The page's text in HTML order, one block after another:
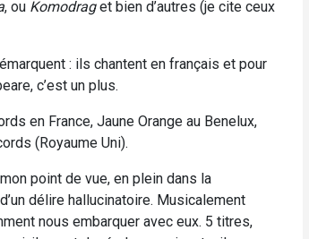
, ou Komodraget bien d’autres (je cite ceux
: ils chantent en français et pour
c’est un plus.
en France, Jaune Orange au Benelux,
(Royaume Uni).
point de vue, en plein dans la
délire hallucinatoire. Musicalement
nous embarquer avec eux. 5 titres,